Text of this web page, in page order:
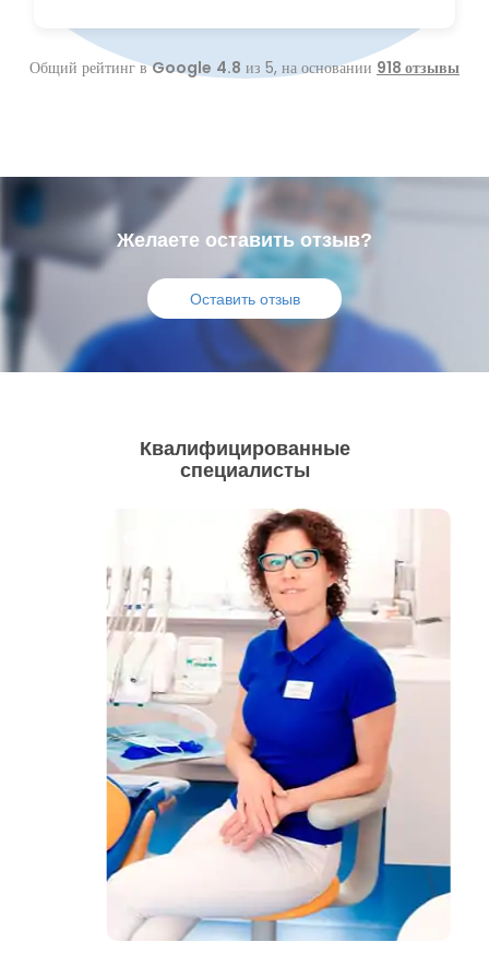
Общий рейтинг вGoogle 4.8 из 5, на основании 918 отзывы
Желаете оставить отзыв?
Оставить отзыв
Квалифицированные
специалисты